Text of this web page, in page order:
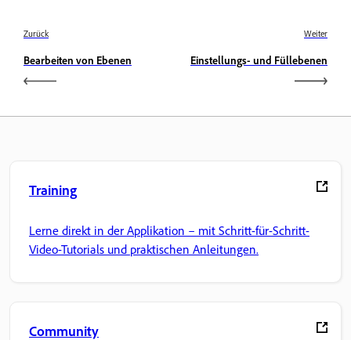
Zurück
Bearbeiten von Ebenen
Weiter
Einstellungs- und Füllebenen
Training
Lerne direkt in der Applikation – mit Schritt-für-Schritt-
Video-Tutorials und praktischen Anleitungen.
Community